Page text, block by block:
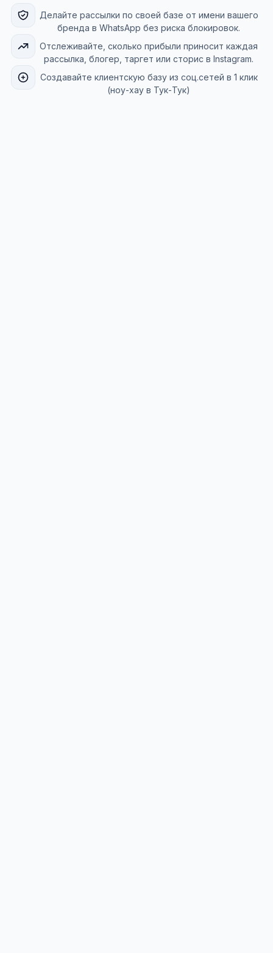
Делайте рассылки по своей базе от имени вашего
бренда в WhatsApp без риска блокировок.
Отслеживайте, сколько прибыли приносит каждая
рассылка, блогер, таргет или сторис в Instagram.
Создавайте клиентскую базу из соц.сетей в 1 клик
(ноу-хау в Тук-Тук)